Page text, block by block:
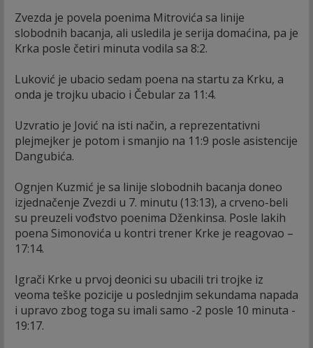
Zvezda je povela poenima Mitrovića sa linije
slobodnih bacanja, ali usledila je serija domaćina, pa je
Krka posle četiri minuta vodila sa 8:2.
Luković je ubacio sedam poena na startu za Krku, a
onda je trojku ubacio i Čebular za 11:4.
Uzvratio je Jović na isti način, a reprezentativni
plejmejker je potom i smanjio na 11:9 posle asistencije
Dangubića.
Ognjen Kuzmić je sa linije slobodnih bacanja doneo
izjednačenje Zvezdi u 7. minutu (13:13), a crveno-beli
su preuzeli vođstvo poenima Dženkinsa. Posle lakih
poena Simonovića u kontri trener Krke je reagovao –
17:14.
Igrači Krke u prvoj deonici su ubacili tri trojke iz
veoma teške pozicije u poslednjim sekundama napada
i upravo zbog toga su imali samo -2 posle 10 minuta -
19:17.